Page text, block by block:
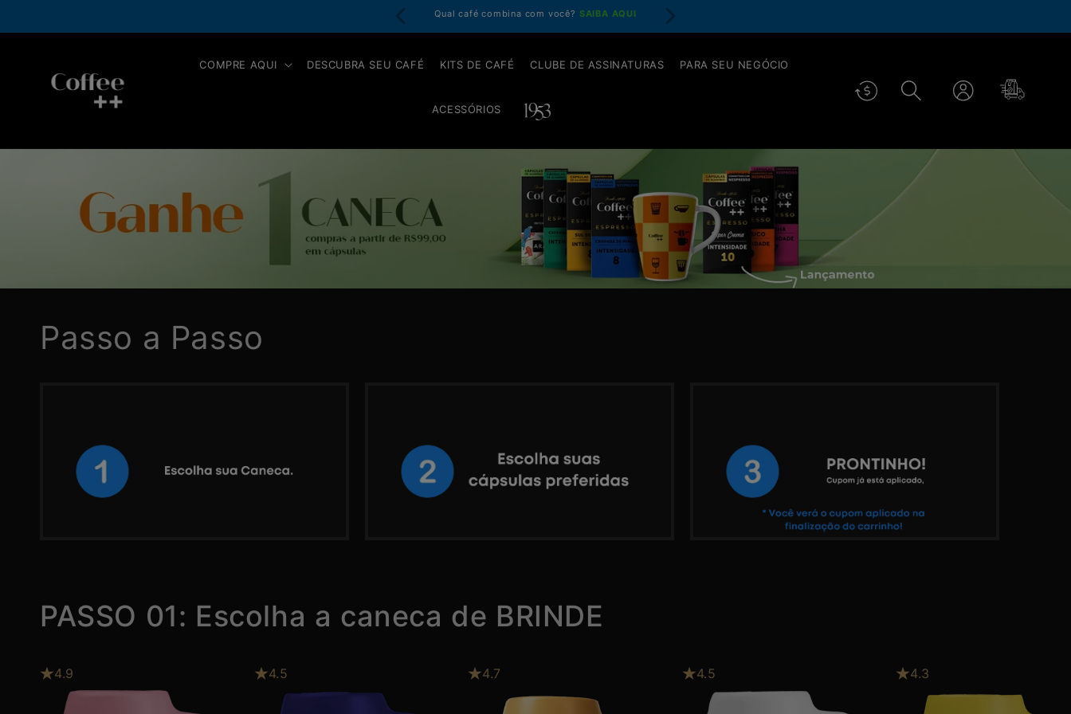
conteúdo
Qual café combina com você? SAIBA AQUI Garanta até 40% OFF em todos os cafés.
COMPRE AQUI DESCUBRA SEU CAFÉ KITS DE CAFÉ CLUBE DE ASSINATURAS PARA SEU NEGÓCIO
ACESSÓRIOS
Fazer
login
Carrinho
Passo a Passo
PASSO 01: Escolha a caneca de BRINDE
4.9 4.5 4.7 4.5 4.3